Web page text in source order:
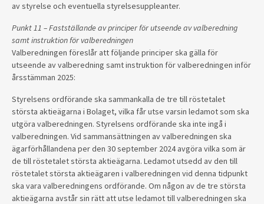
av styrelse och eventuella styrelsesuppleanter.
Punkt 11 – Fastställande av principer för utseende av valberedning
samt instruktion för valberedningen
Valberedningen föreslår att följande principer ska gälla för
utseende av valberedning samt instruktion för valberedningen inför
årsstämman 2025:
Styrelsens ordförande ska sammankalla de tre till röstetalet
största aktieägarna i Bolaget, vilka får utse varsin ledamot som ska
utgöra valberedningen. Styrelsens ordförande ska inte ingå i
valberedningen. Vid sammansättningen av valberedningen ska
ägarförhållandena per den 30 september 2024 avgöra vilka som är
de till röstetalet största aktieägarna. Ledamot utsedd av den till
röstetalet största aktieägaren i valberedningen vid denna tidpunkt
ska vara valberedningens ordförande. Om någon av de tre största
aktieägarna avstår sin rätt att utse ledamot till valberedningen ska